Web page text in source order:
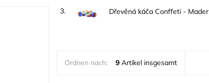
3. Dřevěná káča Conffeti - Mader
Ordnen nach: 9Artikel insgesamt